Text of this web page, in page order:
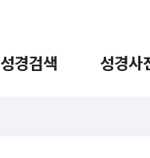
성경검색 성경사